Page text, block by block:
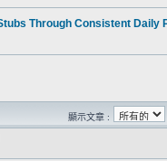
Through Consistent Daily
顯示文章 :